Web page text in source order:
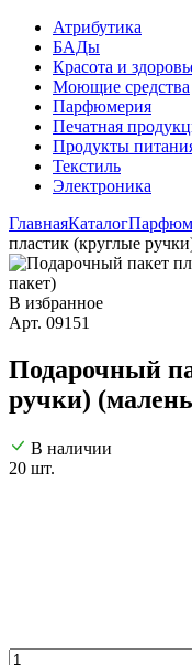
Атрибутика
БАДы
Красота и
Моющие средства
Парфюмерия
Печатная
Продукты
Текстиль
Электроника
ГлавнаяКаталог
пластик (круглые
В избранное
Арт. 09151
Подарочный
ручки)
В наличии
20 шт.